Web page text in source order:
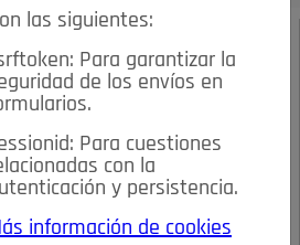
artículo:
POR INSTINTO PROFESIONAL"
las siguientes:
Para garantizar la
de los envíos en
Para cuestiones
con la
y persistencia.
información de cookies